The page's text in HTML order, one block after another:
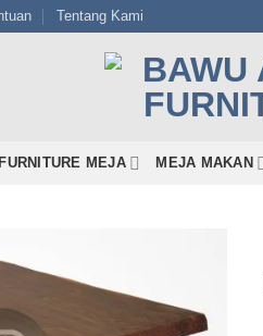
Tentang Kami
FURNITURE MEJA MEJA MAKAN